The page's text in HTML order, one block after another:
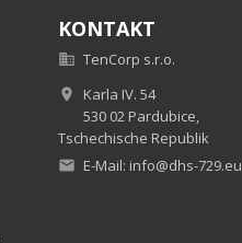
KONTAKT
 TenCorp s.r.o.

Karla IV. 54
530 02 Pardubice,
Tschechische Republik
 E-Mail: info@dhs-729.eu